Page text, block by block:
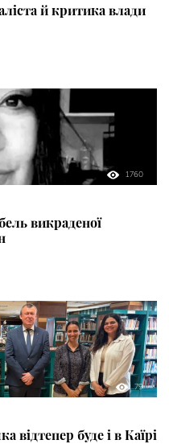
й критика влади
1760
викраденої
79
відтепер буде і в Каїрі